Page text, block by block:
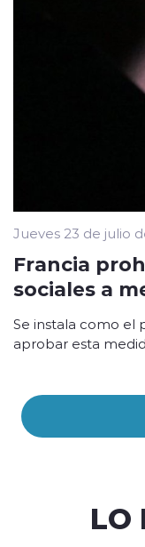
Jueves 23 de julio
Francia
sociales a
Se instala como el
aprobar esta
LO